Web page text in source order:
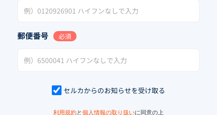
郵便番号 必須
セルカからのお知らせを受け取る
利用規約と 個人情報の取り扱いに同意の上